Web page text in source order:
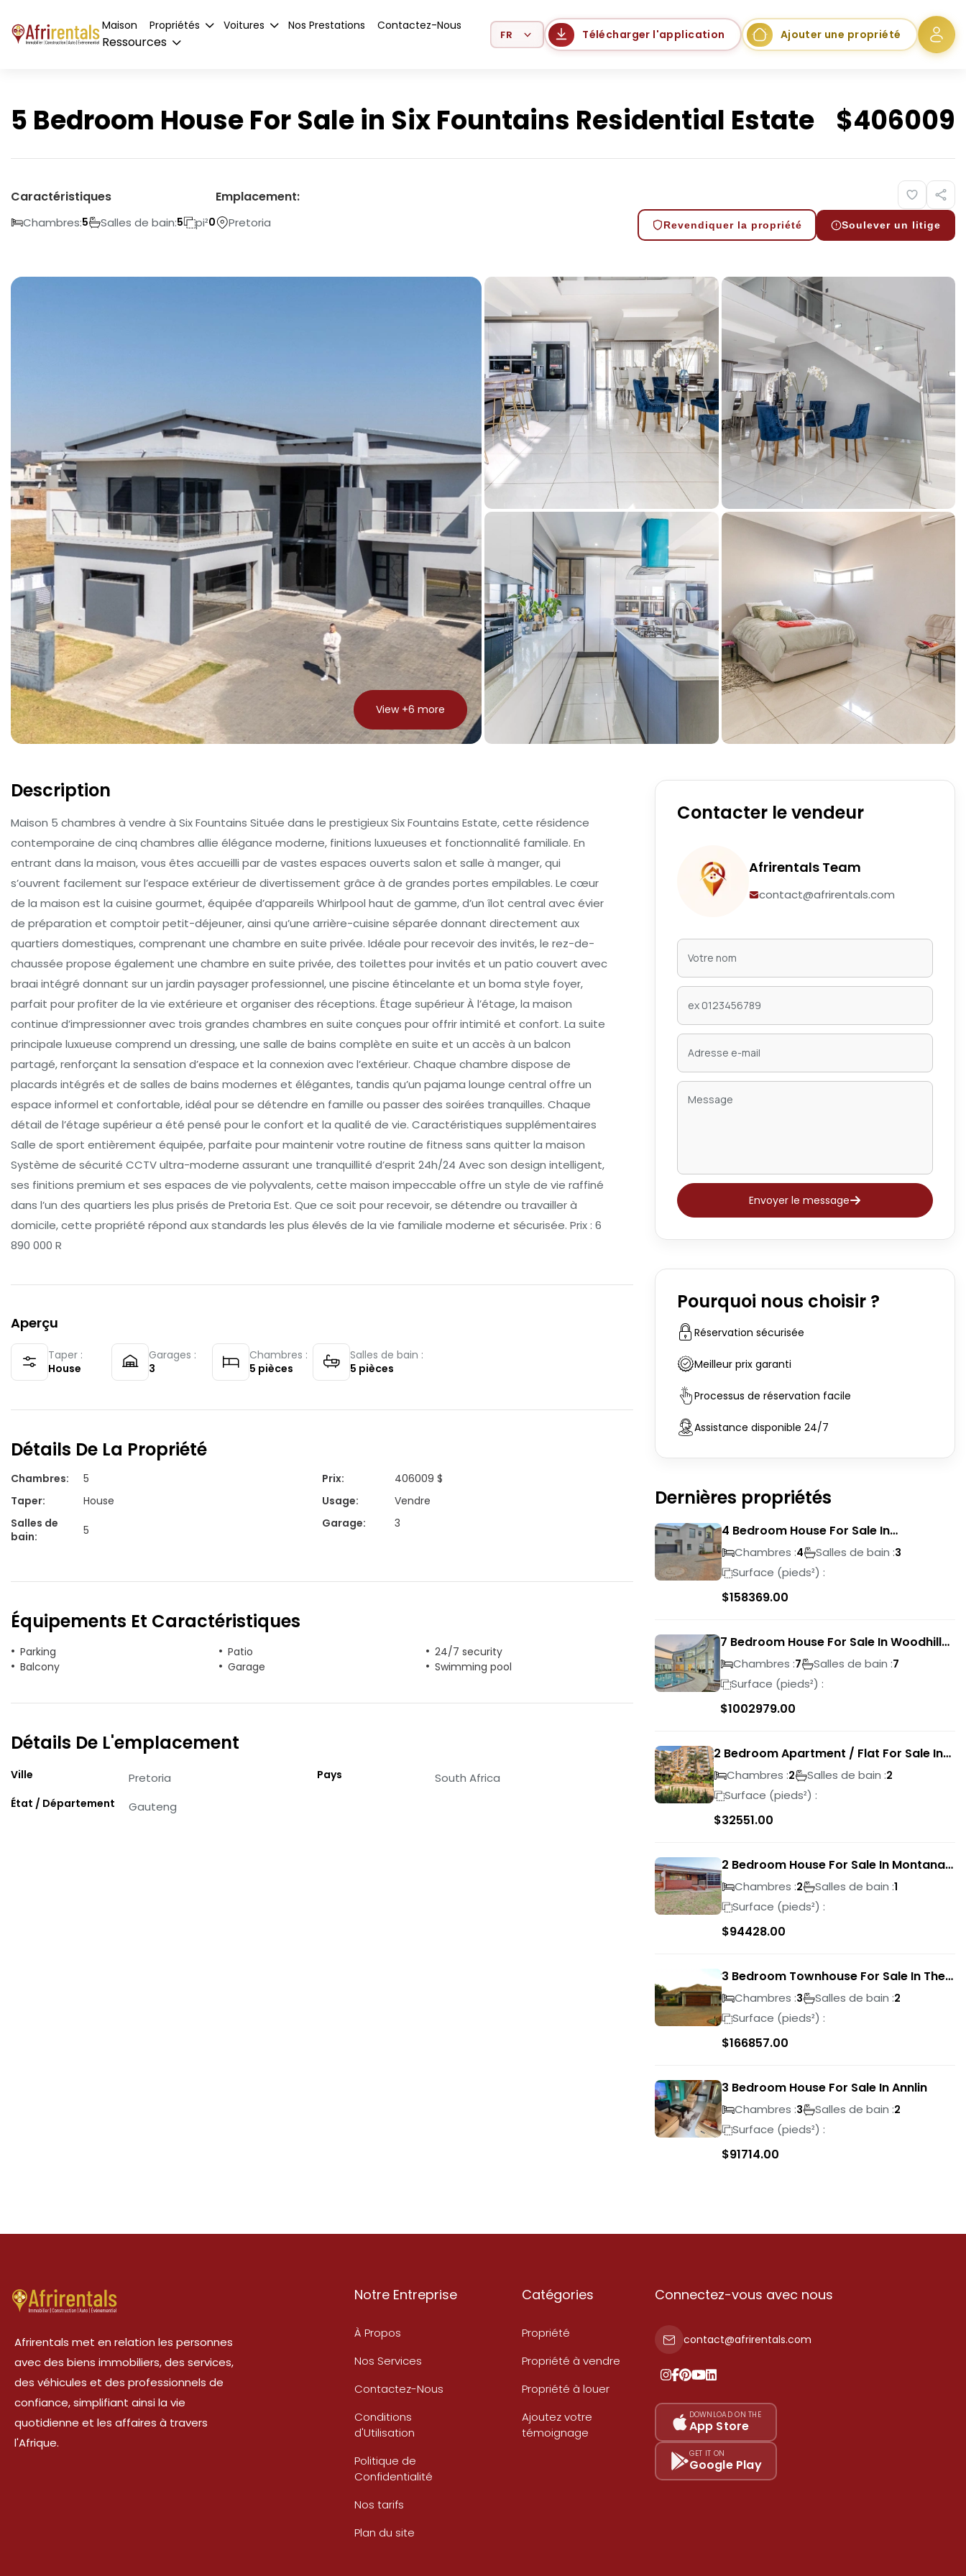
Maison Propriétés Voitures Nos Prestations Contactez-Nous
Ressources
Select Language Télécharger l'application Ajouter une propriété
5 Bedroom House For Sale in Six Fountains Residential Estate $406009
Caractéristiques
Chambres:5 Salles de bain:5 pi²0
Emplacement:
Pretoria Revendiquer la propriété Soulever un litige
View +6 more
Description
Maison 5 chambres à vendre à Six Fountains Située dans le prestigieux Six Fountains Estate, cette résidence
contemporaine de cinq chambres allie élégance moderne, finitions luxueuses et fonctionnalité familiale. En
entrant dans la maison, vous êtes accueilli par de vastes espaces ouverts salon et salle à manger, qui
s’ouvrent facilement sur l’espace extérieur de divertissement grâce à de grandes portes empilables. Le cœur
de la maison est la cuisine gourmet, équipée d’appareils Whirlpool haut de gamme, d’un îlot central avec évier
de préparation et comptoir petit-déjeuner, ainsi qu’une arrière-cuisine séparée donnant directement aux
quartiers domestiques, comprenant une chambre en suite privée. Idéale pour recevoir des invités, le rez-de-
chaussée propose également une chambre en suite privée, des toilettes pour invités et un patio couvert avec
braai intégré donnant sur un jardin paysager professionnel, une piscine étincelante et un boma style foyer,
parfait pour profiter de la vie extérieure et organiser des réceptions. Étage supérieur À l’étage, la maison
continue d’impressionner avec trois grandes chambres en suite conçues pour offrir intimité et confort. La suite
principale luxueuse comprend un dressing, une salle de bains complète en suite et un accès à un balcon
partagé, renforçant la sensation d’espace et la connexion avec l’extérieur. Chaque chambre dispose de
placards intégrés et de salles de bains modernes et élégantes, tandis qu’un pajama lounge central offre un
espace informel et confortable, idéal pour se détendre en famille ou passer des soirées tranquilles. Chaque
détail de l’étage supérieur a été pensé pour le confort et la qualité de vie. Caractéristiques supplémentaires
Salle de sport entièrement équipée, parfaite pour maintenir votre routine de fitness sans quitter la maison
Système de sécurité CCTV ultra-moderne assurant une tranquillité d’esprit 24h/24 Avec son design intelligent,
ses finitions premium et ses espaces de vie polyvalents, cette maison impeccable offre un style de vie raffiné
dans l’un des quartiers les plus prisés de Pretoria Est. Que ce soit pour recevoir, se détendre ou travailler à
domicile, cette propriété répond aux standards les plus élevés de la vie familiale moderne et sécurisée. Prix : 6
890 000 R
Aperçu
Taper :
House
Garages :
3
Chambres :
5 pièces
Salles de bain :
5 pièces
Détails De La Propriété
Chambres: 5 Prix:
406009 $
Taper: House Usage:
Vendre
Salles de
bain: 5 Garage: 3
Équipements Et Caractéristiques
Parking Patio
24/7 security
Balcony
Garage Swimming pool
Détails De L'emplacement
Ville Pretoria
État / Département Gauteng
Pays South Africa
Contacter le vendeur
Afrirentals Team
contact@afrirentals.com
Envoyer le message
Pourquoi nous choisir ?
Réservation sécurisée
Meilleur prix garanti
Processus de réservation facile
Assistance disponible 24/7
Dernières propriétés
4 Bedroom House For Sale In
Magalieskruin
Chambres :4 Salles de bain :3
Surface (pieds²) :
$158369.00
7 Bedroom House For Sale In Woodhill
Golf Estate
Chambres :7 Salles de bain :7
Surface (pieds²) :
$1002979.00
2 Bedroom Apartment / Flat For Sale In
Pretoria Central
Chambres :2 Salles de bain :2
Surface (pieds²) :
$32551.00
2 Bedroom House For Sale In Montana
ParkChambres :2 Salles de bain :1
Surface (pieds²) :
$94428.00
3 Bedroom Townhouse For Sale In The
WildsChambres :3 Salles de bain :2
Surface (pieds²) :
$166857.00
3 Bedroom House For Sale In Annlin
Chambres :3 Salles de bain :2
Surface (pieds²) :
$91714.00
Afrirentals met en relation les personnes
avec des biens immobiliers, des services,
des véhicules et des professionnels de
confiance, simplifiant ainsi la vie
quotidienne et les affaires à travers
l'Afrique.
Notre Entreprise
À Propos
Nos Services
Contactez-Nous
Conditions
d'Utilisation
Politique de
Confidentialité
Nos tarifs
Plan du site
Catégories
Propriété
Propriété à vendre
Propriété à louer
Ajoutez votre
témoignage
Connectez-vous avec nous
contact@afrirentals.com
DOWNLOAD ON THE
App Store
GET IT ON
Google Play